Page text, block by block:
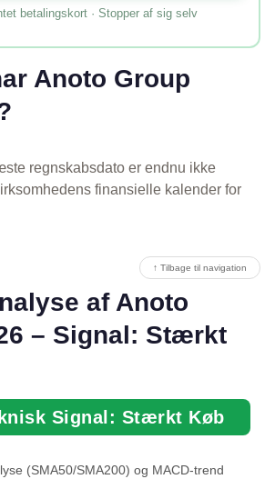
betalingskort · Stopper af sig selv
Anoto Group
regnskabsdato er endnu ikke
finansielle kalender for
↑ Tilbage til navigation
af Anoto
– Signal: Stærkt
Signal: Stærkt Køb
(SMA50/SMA200) og MACD-trend